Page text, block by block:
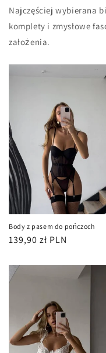
Najczęściej wybierana
komplety i zmysłowe
założenia.
Body z pasem do pończoch
Cena
139,90 zł PLN